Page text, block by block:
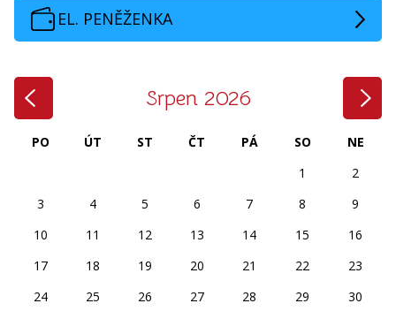
EL. PENĚŽENKA
Srpen 2026
PO ÚT ST ČT PÁ SO
NE
1
2
3
4 5 6 7 8
9
10
11 12 13 14 15
16
17
18 19 20 21 22
23
24
25 26 27 28 29
30